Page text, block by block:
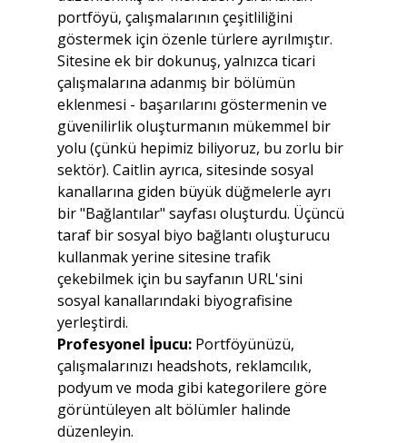
portföyü, çalışmalarının çeşitliliğini
göstermek için özenle türlere ayrılmıştır.
Sitesine ek bir dokunuş, yalnızca ticari
çalışmalarına adanmış bir bölümün
eklenmesi - başarılarını göstermenin ve
güvenilirlik oluşturmanın mükemmel bir
yolu (çünkü hepimiz biliyoruz, bu zorlu bir
sektör). Caitlin ayrıca, sitesinde sosyal
kanallarına giden büyük düğmelerle ayrı
bir "Bağlantılar" sayfası oluşturdu. Üçüncü
taraf bir sosyal biyo bağlantı oluşturucu
kullanmak yerine sitesine trafik
çekebilmek için bu sayfanın URL'sini
sosyal kanallarındaki biyografisine
yerleştirdi.
Profesyonel İpucu: Portföyünüzü,
çalışmalarınızı headshots, reklamcılık,
podyum ve moda gibi kategorilere göre
görüntüleyen alt bölümler halinde
düzenleyin.